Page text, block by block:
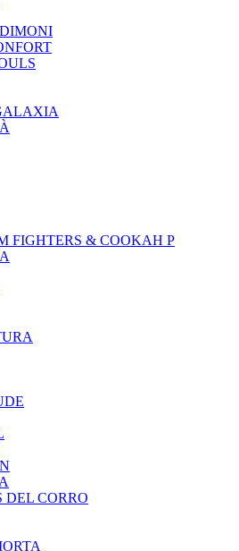
FIGHTERS & COOKAH P
DEL CORRO